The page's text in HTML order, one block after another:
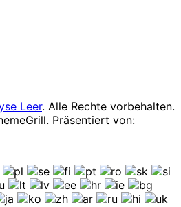
Leer. Alle Rechte vorbehalten.
Präsentiert von: